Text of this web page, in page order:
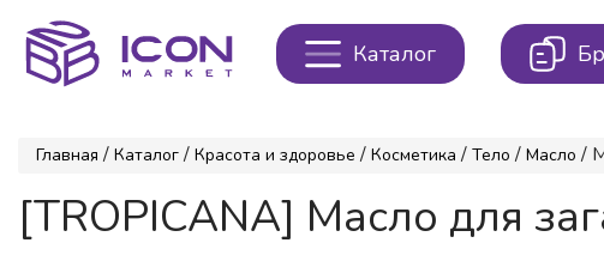
Каталог
Главная / Каталог / Красота и здоровье / Косметика / Тело / Масло /
[TROPICANA] Масло для